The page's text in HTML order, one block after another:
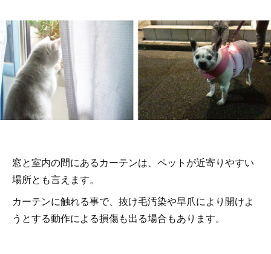
窓と室内の間にあるカーテンは、ペットが近寄りやすい
場所とも言えます。
カーテンに触れる事で、抜け毛汚染や早爪により開けよ
うとする動作による損傷も出る場合もあります。